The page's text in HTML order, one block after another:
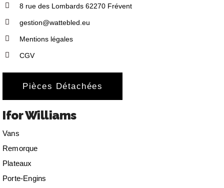
8 rue des Lombards 62270 Frévent
gestion@wattebled.eu
Mentions légales
CGV
Pièces Détachées
Ifor Williams
Vans
Remorque
Plateaux
Porte-Engins